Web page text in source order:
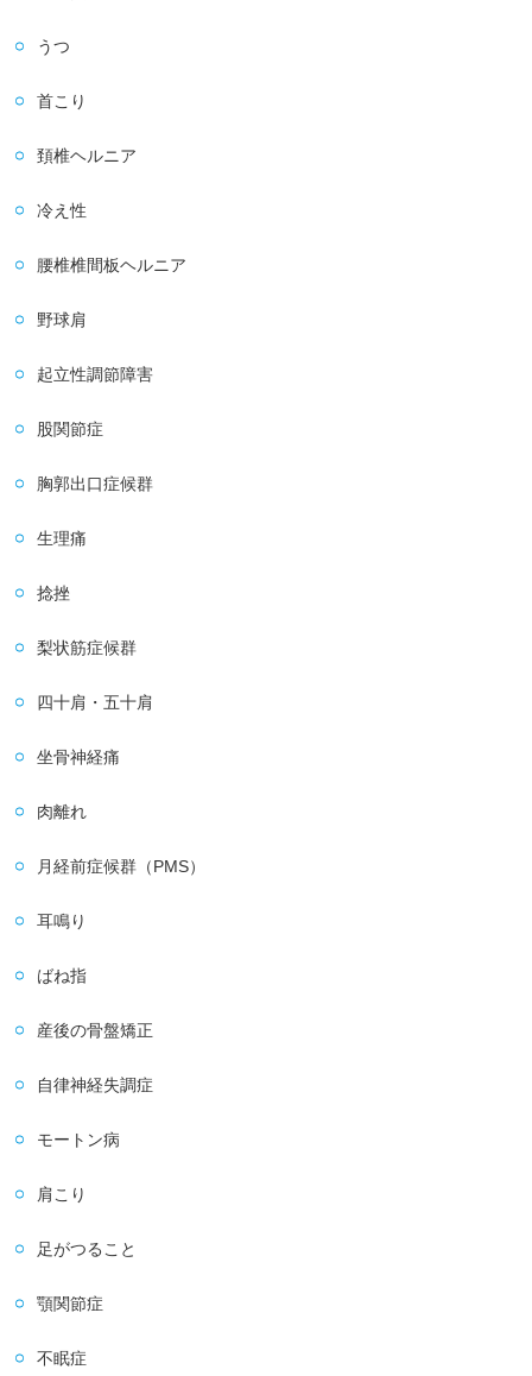
うつ
首こり
頚椎ヘルニア
冷え性
腰椎椎間板ヘルニア
野球肩
起立性調節障害
股関節症
胸郭出口症候群
生理痛
捻挫
梨状筋症候群
四十肩・五十肩
坐骨神経痛
肉離れ
月経前症候群（PMS）
耳鳴り
ばね指
産後の骨盤矯正
自律神経失調症
モートン病
肩こり
足がつること
顎関節症
不眠症